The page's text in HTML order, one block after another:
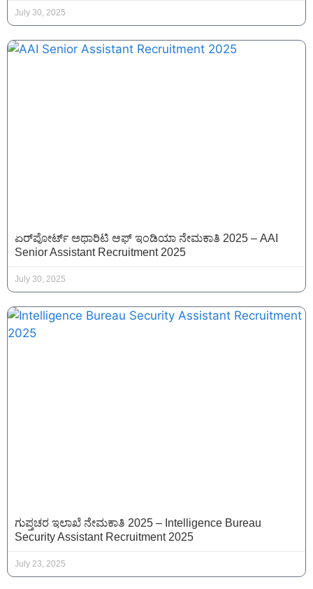
July 30, 2025
ಏರ್‌ಪೋರ್ಟ್‌ ಅಥಾರಿಟಿ ಆಫ್‌ ಇಂಡಿಯಾ ನೇಮಕಾತಿ 2025 – AAI
Senior Assistant Recruitment 2025
July 30, 2025
ಗುಪ್ತಚರ ಇಲಾಖೆ ನೇಮಕಾತಿ 2025 – Intelligence Bureau
Security Assistant Recruitment 2025
July 23, 2025